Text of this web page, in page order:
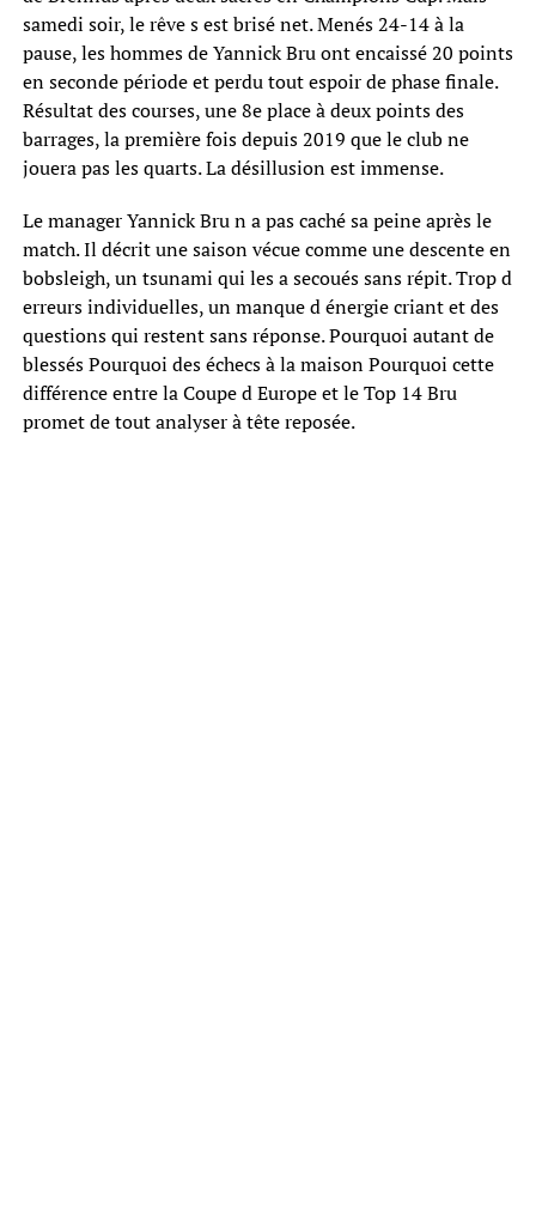
samedi soir, le rêve s est brisé net. Menés 24-14 à la
pause, les hommes de Yannick Bru ont encaissé 20 points
en seconde période et perdu tout espoir de phase finale.
Résultat des courses, une 8e place à deux points des
barrages, la première fois depuis 2019 que le club ne
jouera pas les quarts. La désillusion est immense.
Le manager Yannick Bru n a pas caché sa peine après le
match. Il décrit une saison vécue comme une descente en
bobsleigh, un tsunami qui les a secoués sans répit. Trop d
erreurs individuelles, un manque d énergie criant et des
questions qui restent sans réponse. Pourquoi autant de
blessés Pourquoi des échecs à la maison Pourquoi cette
différence entre la Coupe d Europe et le Top 14 Bru
promet de tout analyser à tête reposée.